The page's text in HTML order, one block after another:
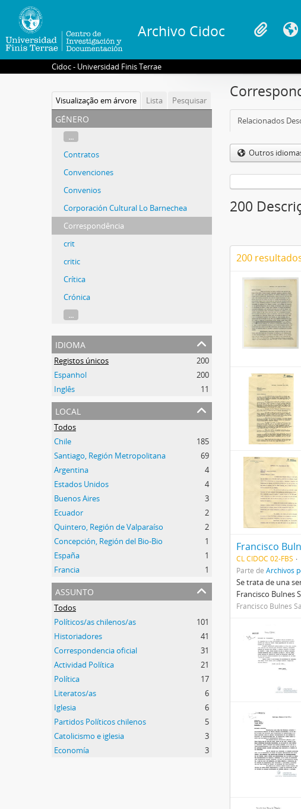
Archivo Cidoc
Cidoc - Universidad Finis Terrae
Visualização em árvore Lista Pesquisar
género
...
Contratos
Convenciones
Convenios
Corporación Cultural Lo Barnechea
Correspondência
crit
critic
Crítica
Crónica
...
idioma
Registos únicos
200
Espanhol
200
Inglês
11
local
Todos
Chile
185
Santiago, Región Metropolitana
69
Argentina
4
Estados Unidos
4
Buenos Aires
3
Ecuador
2
Quintero, Región de Valparaíso
2
Concepción, Región del Bio-Bio
1
España
1
Francia
1
assunto
Todos
Políticos/as chilenos/as
101
Historiadores
41
Correspondencia oficial
31
Actividad Política
21
Política
17
Literatos/as
6
Iglesia
6
Partidos Políticos chilenos
5
Catolicismo e iglesia
3
Economía
3
Relacionados
Outros
200
200
Francisco
CL CIDOC 02-FBS
Parte de Archivos
Se trata de una
Francisco Bulnes
Francisco Bulnes